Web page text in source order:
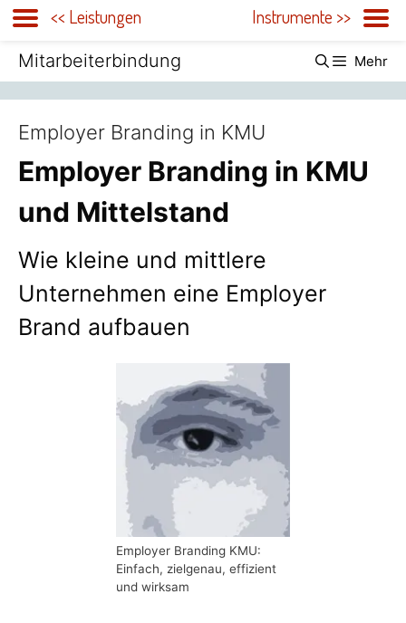
Zum
springen
Mitarbeiterbindung Mehr
Employer Branding in KMU
Employer Branding in KMU
und Mittelstand
Wie kleine und mittlere
Unternehmen eine Employer
Brand aufbauen
Employer Branding KMU:
Einfach, zielgenau, effizient
und wirksam
<< Leistungen Instrumente >>